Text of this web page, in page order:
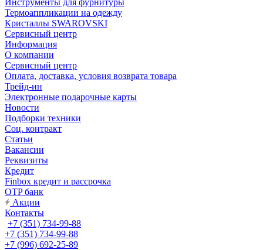
Инструменты для фурнитуры
Термоаппликации на одежду
Кристаллы SWAROVSKI
Сервисный центр
Информация
О компании
Сервисный центр
Оплата, доставка, условия возврата товара
Трейд-ин
Электронные подарочные карты
Новости
Подборки техники
Соц. контракт
Статьи
Вакансии
Реквизиты
Кредит
Finbox кредит и рассрочка
OTP банк
Акции
Контакты
+7 (351) 734-99-88
+7 (351) 734-99-88
+7 (996) 692-25-89